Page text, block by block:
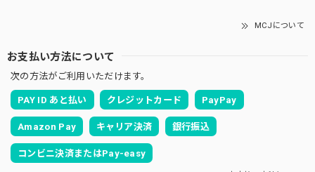
MCJについて
お支払い方法について
次の方法がご利用いただけます。
PAY ID あと払い クレジットカード PayPay
Amazon Pay キャリア決済 銀行振込
コンビニ決済またはPay-easy